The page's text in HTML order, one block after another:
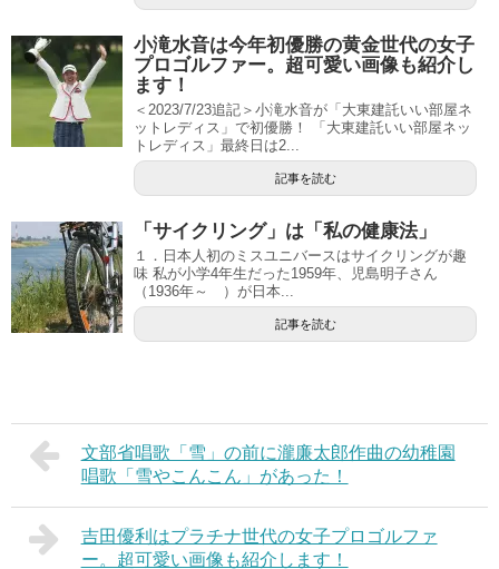
小滝水音は今年初優勝の黄金世代の女子
プロゴルファー。超可愛い画像も紹介し
ます！
＜2023/7/23追記＞小滝水音が「大東建託いい部屋ネ
ットレディス」で初優勝！ 「大東建託いい部屋ネッ
トレディス」最終日は2...
記事を読む
「サイクリング」は「私の健康法」
１．日本人初のミスユニバースはサイクリングが趣
味 私が小学4年生だった1959年、児島明子さん
（1936年～ ）が日本...
記事を読む
文部省唱歌「雪」の前に瀧廉太郎作曲の幼稚園
唱歌「雪やこんこん」があった！
吉田優利はプラチナ世代の女子プロゴルファ
ー。超可愛い画像も紹介します！